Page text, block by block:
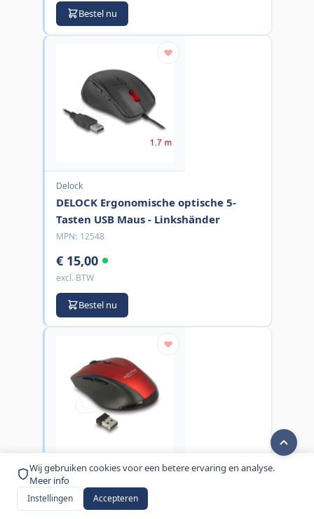
Wij gebruiken cookies voor een betere ervaring en analyse.
Meer info
Instellingen Accepteren
Bestel nu
Delock
DELOCK Ergonomische optische 5-
Tasten USB Maus - Linkshänder
MPN: 12548
€ 15,00
excl. BTW
Bestel nu
Delock
Delock Ergonomische optische 5-
Tasten Maus 2,4 GHz kabellos (12493)